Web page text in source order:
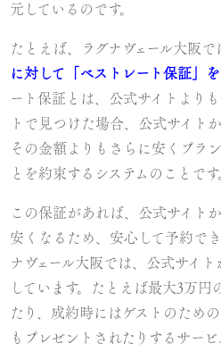
元しているのです。
たとえば、ラグナヴェール大阪で
に対して「ベストレート保証」
ート保証とは、公式サイトより
トで見つけた場合、公式サイト
その金額よりもさらに安くプラ
とを約束するシステムのことです
この保証があれば、公式サイト
安くなるため、安心して予約で
ナヴェール大阪では、公式サイ
しています。たとえば最大3万円
たり、成約時にはゲストのため
もプレゼントされたりするサービ